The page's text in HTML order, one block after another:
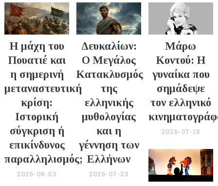
Η μάχη του
Πουατιέ και
η σημερινή
μεταναστευτική
κρίση:
Ιστορική
σύγκριση ή
επικίνδυνος
παραλληλισμός;
2026-08-03
Δευκαλίων:
Ο Μεγάλος
Κατακλυσμός
της
ελληνικής
μυθολογίας
και η
γέννηση των
Ελλήνων
2026-07-23
Μάρω
Κοντού: Η
γυναίκα που
σημάδεψε
τον ελληνικό
2026-07-18